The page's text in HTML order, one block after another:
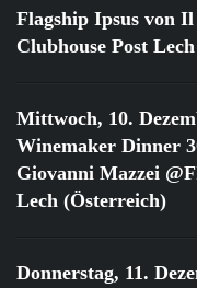
Flagship Ipsus von
Clubhouse Post
Mittwoch, 10.
Winemaker Dinner
Giovanni Mazzei
Lech (Österreich)
Donnerstag, 11.